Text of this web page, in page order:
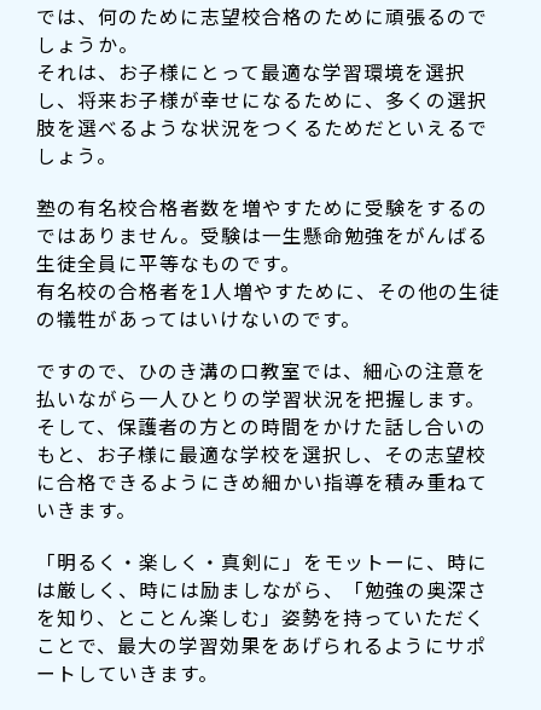
では、何のために志望校合格のために頑張るので
しょうか。
それは、お子様にとって最適な学習環境を選択
し、将来お子様が幸せになるために、多くの選択
肢を選べるような状況をつくるためだといえるで
しょう。
塾の有名校合格者数を増やすために受験をするの
ではありません。受験は一生懸命勉強をがんばる
生徒全員に平等なものです。
有名校の合格者を1人増やすために、その他の生徒
の犠牲があってはいけないのです。
ですので、ひのき溝の口教室では、細心の注意を
払いながら一人ひとりの学習状況を把握します。
そして、保護者の方との時間をかけた話し合いの
もと、お子様に最適な学校を選択し、その志望校
に合格できるようにきめ細かい指導を積み重ねて
いきます。
「明るく・楽しく・真剣に」をモットーに、時に
は厳しく、時には励ましながら、「勉強の奥深さ
を知り、とことん楽しむ」姿勢を持っていただく
ことで、最大の学習効果をあげられるようにサポ
ートしていきます。